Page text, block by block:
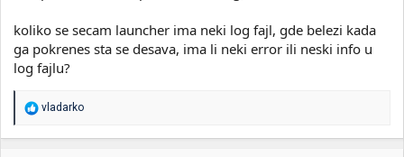
koliko se secam launcher ima neki log fajl, gde belezi kada
ga pokrenes sta se desava, ima li neki error ili neski info u
log fajlu?
R
a
vladarko